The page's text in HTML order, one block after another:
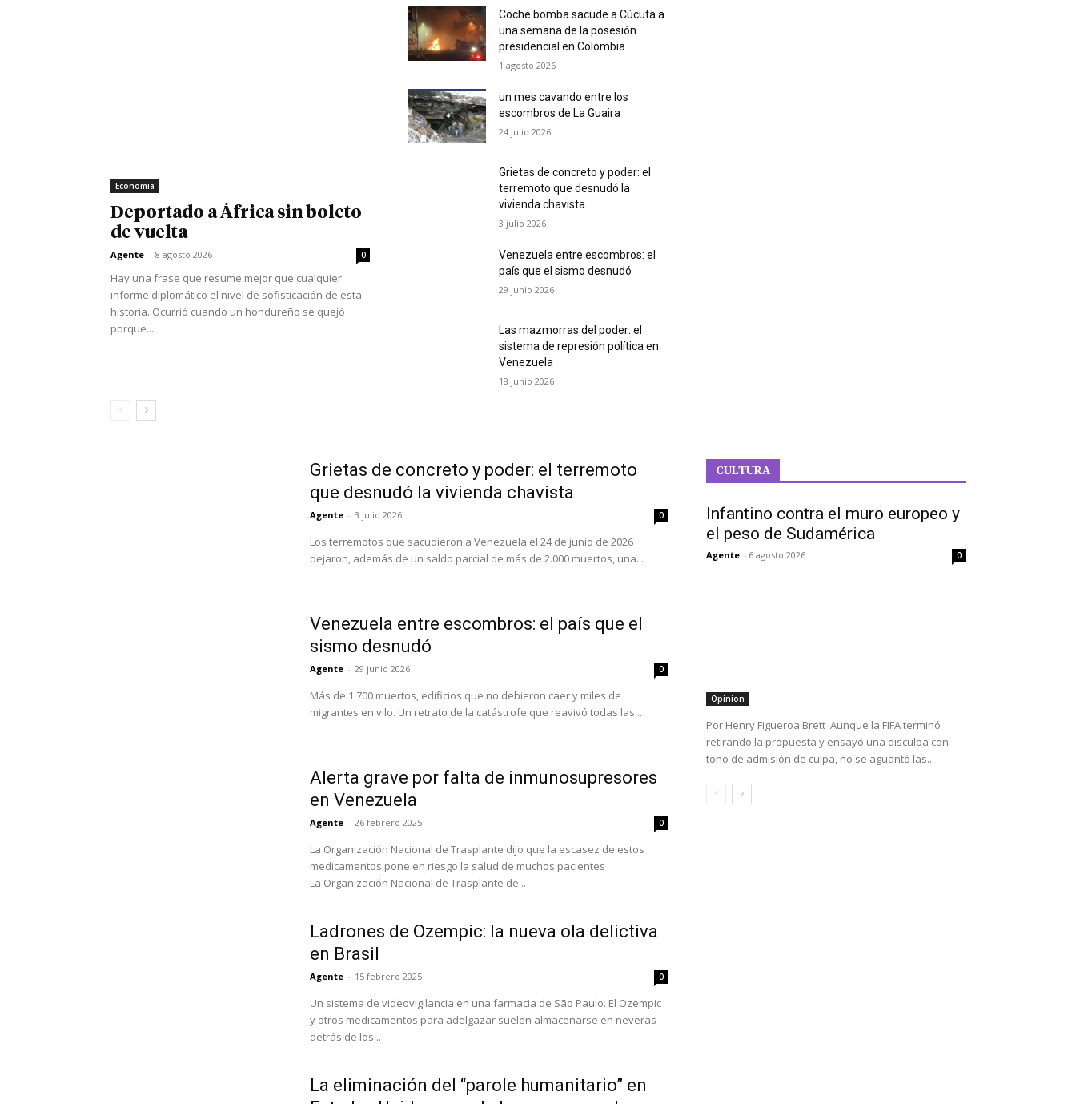
Economia
Deportado a África sin boleto
de vuelta
Agente - 8 agosto 2026 0
Hay una frase que resume mejor que cualquier
informe diplomático el nivel de sofisticación de esta
historia. Ocurrió cuando un hondureño se quejó
porque...
Coche bomba sacude a Cúcuta a
una semana de la posesión
presidencial en Colombia
1 agosto 2026
un mes cavando entre los
escombros de La Guaira
24 julio 2026
Grietas de concreto y poder: el
terremoto que desnudó la
vivienda chavista
3 julio 2026
Venezuela entre escombros: el
país que el sismo desnudó
29 junio 2026
Las mazmorras del poder: el
sistema de represión política en
Venezuela
18 junio 2026
Grietas de concreto y poder: el terremoto
que desnudó la vivienda chavista
Agente - 3 julio 2026 0
Los terremotos que sacudieron a Venezuela el 24 de junio de 2026
dejaron, además de un saldo parcial de más de 2.000 muertos, una...
Venezuela entre escombros: el país que el
sismo desnudó
Agente - 29 junio 2026 0
Más de 1.700 muertos, edificios que no debieron caer y miles de
migrantes en vilo. Un retrato de la catástrofe que reavivó todas las...
Alerta grave por falta de inmunosupresores
en Venezuela
Agente - 26 febrero 2025 0
La Organización Nacional de Trasplante dijo que la escasez de estos
medicamentos pone en riesgo la salud de muchos pacientes
La Organización Nacional de Trasplante de...
Ladrones de Ozempic: la nueva ola delictiva
en Brasil
Agente - 15 febrero 2025 0
Un sistema de videovigilancia en una farmacia de São Paulo. El Ozempic
y otros medicamentos para adelgazar suelen almacenarse en neveras
detrás de los...
La eliminación del “parole humanitario” en
CULTURA
Infantino contra el muro europeo y
el peso de Sudamérica
Agente - 6 agosto 2026 0
Opinion
Por Henry Figueroa Brett Aunque la FIFA terminó
retirando la propuesta y ensayó una disculpa con
tono de admisión de culpa, no se aguantó las...